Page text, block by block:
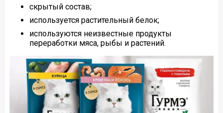
скрытый состав;
используется растительный белок;
используются неизвестные продукты
переработки мяса, рыбы и растений.